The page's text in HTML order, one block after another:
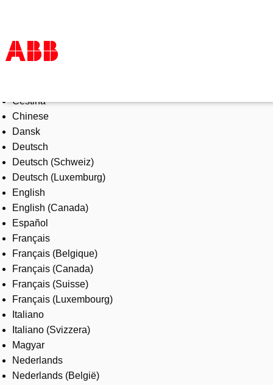
Products & Solutions
Industries
Services
About us
Where to buy
Contact us
Careers
Čeština
Chinese
Dansk
Deutsch
Deutsch (Schweiz)
Deutsch (Luxemburg)
English
English (Canada)
Español
Français
Français (Belgique)
Français (Canada)
Français (Suisse)
Français (Luxembourg)
Italiano
Italiano (Svizzera)
Magyar
Nederlands
Nederlands (België)